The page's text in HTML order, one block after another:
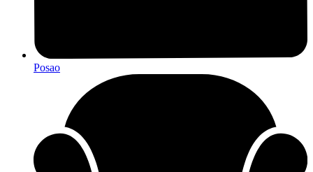
Posao